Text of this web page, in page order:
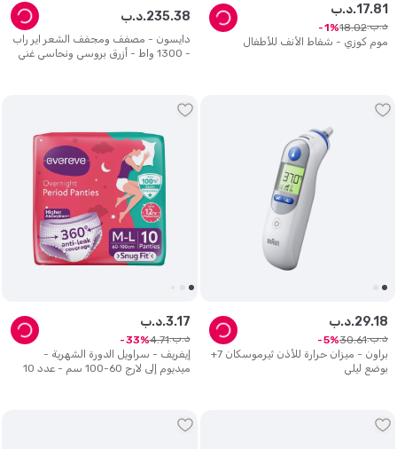
موم كوزي - شفاط الأنف للأطفال
د.ب.17.81
د.ب. 18.02
1
دايسون - مصفف ومجفف الشعر اير راب
- 1300 واط - أزرق بروسي ونحاسي غني
د.ب.235.38
براون - ميزان حرارة للأذن ثيرموسكان 7+
بوضع ليلي
د.ب.29.18
د.ب. 30.61
5
إيفريف - سراويل الدورة الشهرية -
ميديوم إلى لارج 60-100 سم - عدد 10
د.ب.3.17
د.ب. 4.71
33